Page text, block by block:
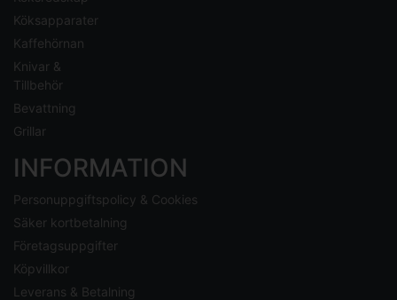
Köksapparater
Kaffehörnan
Knivar &
Tillbehör
Bevattning
Grillar
INFORMATION
Personuppgiftspolicy & Cookies
Säker kortbetalning
Företagsuppgifter
Köpvillkor
Leverans & Betalning